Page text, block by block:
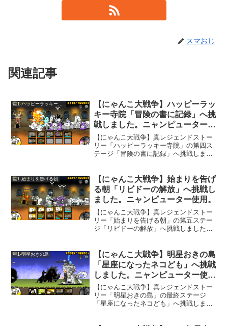
スマおじ
関連記事
星1-ハッピーラッキー寺院
【にゃんこ大戦争】ハッピーラッ
キー寺院「冒険の書に記録」へ挑
戦しました。ニャンピューター使
用。
【にゃんこ大戦争】真レジェンドストー
リー「ハッピーラッキー寺院」の第四ス
テージ「冒険の書に記録」へ挑戦しまし
敵が多くて辛いのですが、ゾンビの「ブ
チゴマさま」にも苦戦しました。
星1-始まりを告げる朝
【にゃんこ大戦争】始まりを告げ
る朝「リビドーの解放」へ挑戦し
ました。ニャンピューター使用。
【にゃんこ大戦争】真レジェンドストー
リー「始まりを告げる朝」の第五ステー
ジ「リビドーの解放」へ挑戦しました。
マ」がそこに混ざるので、少々面倒なス
テージです。
星1-明星おきの島
【にゃんこ大戦争】明星おきの島
「星座になったネコども」へ挑戦
しました。ニャンピューター使
用。
【にゃんこ大戦争】真レジェンドストー
リー「明星おきの島」の最終ステージ
「星座になったネコども」へ挑戦しまし